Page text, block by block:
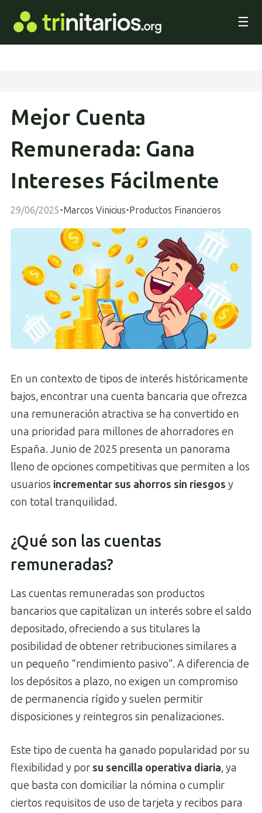
☰
Mejor Cuenta
Remunerada: Gana
Intereses Fácilmente
29/06/2025•Marcos Vinicius•Productos Financieros
En un contexto de tipos de interés históricamente
bajos, encontrar una cuenta bancaria que ofrezca
una remuneración atractiva se ha convertido en
una prioridad para millones de ahorradores en
España. Junio de 2025 presenta un panorama
lleno de opciones competitivas que permiten a los
usuarios incrementar sus ahorros sin riesgos y
con total tranquilidad.
¿Qué son las cuentas
remuneradas?
Las cuentas remuneradas son productos
bancarios que capitalizan un interés sobre el saldo
depositado, ofreciendo a sus titulares la
posibilidad de obtener retribuciones similares a
un pequeño “rendimiento pasivo”. A diferencia de
los depósitos a plazo, no exigen un compromiso
de permanencia rígido y suelen permitir
disposiciones y reintegros sin penalizaciones.
Este tipo de cuenta ha ganado popularidad por su
flexibilidad y por su sencilla operativa diaria, ya
que basta con domiciliar la nómina o cumplir
ciertos requisitos de uso de tarjeta y recibos para